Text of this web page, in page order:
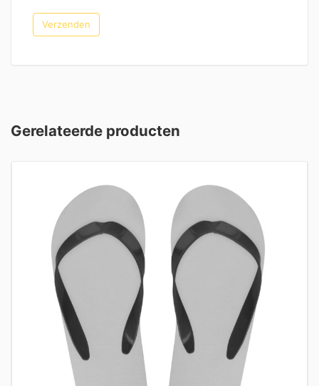
Gerelateerde producten